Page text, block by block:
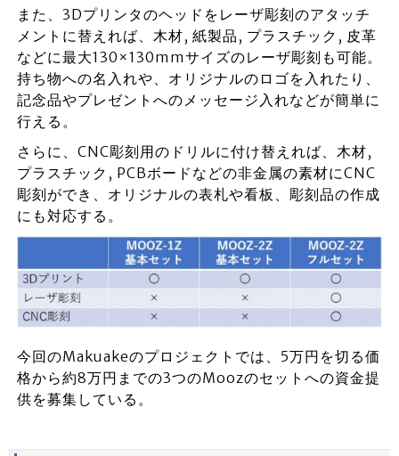
また、3Dプリンタのヘッドをレーザ彫刻のアタッチ
メントに替えれば、木材, 紙製品, プラスチック, 皮革
などに最大130×130mmサイズのレーザ彫刻も可能。
持ち物への名入れや、オリジナルのロゴを入れたり、
記念品やプレゼントへのメッセージ入れなどが簡単に
行える。
さらに、CNC彫刻用のドリルに付け替えれば、木材,
プラスチック, PCBボードなどの非金属の素材にCNC
彫刻ができ、オリジナルの表札や看板、彫刻品の作成
にも対応する。
今回のMakuakeのプロジェクトでは、5万円を切る価
格から約8万円までの3つのMoozのセットへの資金提
供を募集している。